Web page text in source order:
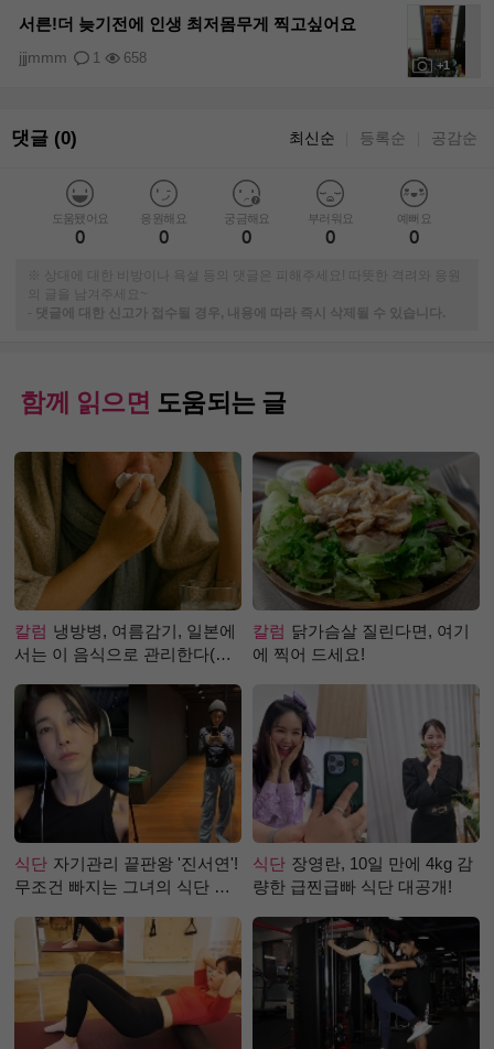
+1
서른!더 늦기전에 인생 최저몸무게 찍고싶어요
1 658
jjjmmm
댓글 (0) 최신순 등록순 공감순
도움됐어요
0
응원해요
0
궁금해요
0
부러워요
0
예뻐요
0
※ 상대에 대한 비방이나 욕설 등의 댓글은 피해주세요! 따뜻한 격려와 응원
의 글을 남겨주세요~
-
댓글에 대한 신고가 접수될 경우, 내용에 따라 즉시 삭제될 수 있습니다.
함께 읽으면 도움되는 글
칼럼 냉방병, 여름감기, 일본에
서는 이 음식으로 관리한다(생
칼럼 닭가슴살 질린다면, 여기
에 찍어 드세요!
식단 자기관리 끝판왕 '진서연'!
무조건 빠지는 그녀의 식단 정
식단 장영란, 10일 만에 4kg 감
량한 급찐급빠 식단 대공개!